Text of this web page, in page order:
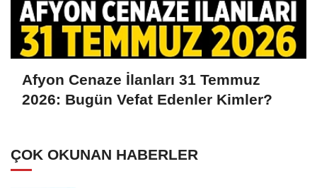
Afyon Cenaze İlanları 31 Temmuz
2026: Bugün Vefat Edenler Kimler?
ÇOK OKUNAN HABERLER